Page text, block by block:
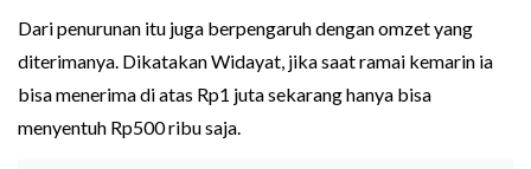
Dari penurunan itu juga berpengaruh dengan omzet yang
diterimanya. Dikatakan Widayat, jika saat ramai kemarin ia
bisa menerima di atas Rp1 juta sekarang hanya bisa
menyentuh Rp500 ribu saja.